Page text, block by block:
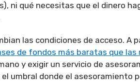
ni qué necesitas que el dinero
las condiciones de acceso. A
de fondos más baratas que las
y exigir un servicio de
el umbral donde el asesoramiento